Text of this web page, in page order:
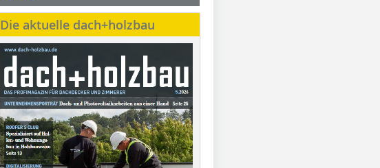
Die aktuelle dach+holzbau